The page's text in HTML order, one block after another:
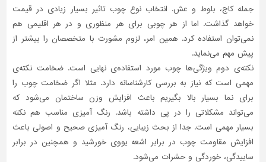
جمله کاج، بلوط و عش. انتخاب نوع چوب تاثیر بسیار زیادی در قیمت
خواهد گذاشت. اما از هر چوبی برای هر منظوری و در هر اقلیمی هم
نمی‌توان استفاده کرد. همین امر، لزوم مشورت با متخصصان را بیشتر از
پیش مهم می‌نماید.
نکته‌ی دوم ویژگی‌ها چوب مورد استفاده‌ی نهایی است. ضخامت نکته‌ی
مهمی است که نیاز به بررسی کارشناسانه دارد. مثلا اگر ضخامت چوب را
برای نما بسیار بالا بگیریم باعث افزایش وزن ساختمان می‌شود که
می‌تواند مشکلاتی را در پی داشته باشد. رنگ آمیزی مناسب هم نکته
بسیار مهمی است. جدا از بحث زیبایی، رنگ آمیزی صحیح و اصولی باعث
افزایش مقاومت چوب در برابر اشعه یووی خورشید و همچنین در برابر
ساییدگی، خوردگی و حشرات می‌شود.